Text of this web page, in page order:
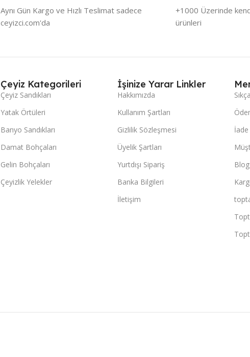
Aynı Gün Kargo ve Hızlı Teslimat sadece
ceyizci.com'da
+1000 Üzerinde
ürünleri
Çeyiz Kategorileri
Çeyiz Sandıkları
Yatak Örtüleri
Banyo Sandıkları
Damat Bohçaları
Gelin Bohçaları
Çeyizlik Yelekler
İşinize Yarar Linkler
Hakkımızda
Kullanım Şartları
Gizlilik Sözleşmesi
Üyelik Şartları
Yurtdışı Sipariş
Banka Bilgileri
İletişim
Blog